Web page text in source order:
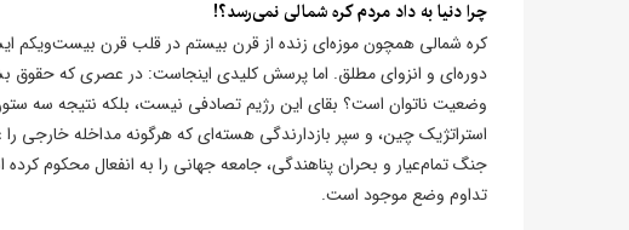
چرا دنیا به داد مردم کره شمالی نمی‌رسد؟!
دوره‌ای و انزوای مطلق. اما پرسش کلیدی اینجاست: در عصری که حقوق
وضعیت ناتوان است؟ بقای این رژیم تصادفی نیست، بلکه نتیجه سه
استراتژیک چین، و سپر بازدارندگی هسته‌ای که هرگونه مداخله خارجی
جنگ تمام‌عیار و بحران پناهندگی، جامعه جهانی را به انفعال محکوم
تداوم وضع موجود است.